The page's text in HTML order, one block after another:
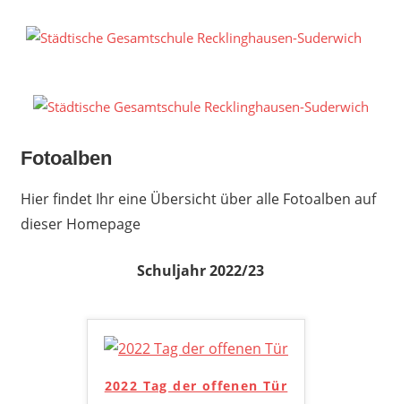
Inhalt
Fotoalben
Hier findet Ihr eine Übersicht über alle Fotoalben auf
dieser Homepage
Schuljahr 2022/23
2022 Tag der offenen Tür